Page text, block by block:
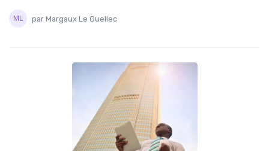
par Margaux Le Guellec